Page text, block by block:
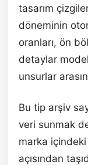
tasarım
döneminin
oranları, ön
detaylar
unsurlar
Bu tip arşiv
veri sunmak
marka
açısından